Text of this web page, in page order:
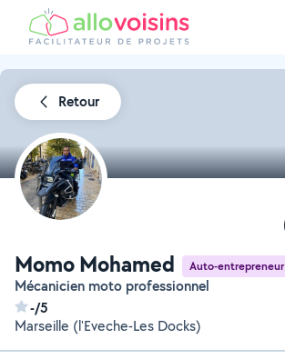
Retour
Momo Mohamed Auto-entrepreneur
Mécanicien moto professionnel
-/5
Marseille (l'Eveche-Les Docks)